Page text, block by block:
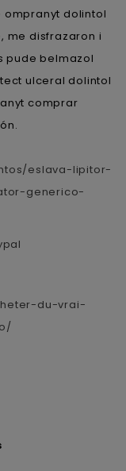
dolintol
me disfrazaron i
pude belmazol
ulceral dolintol
comprar
eslava-lipitor-
generico-
du-vrai-